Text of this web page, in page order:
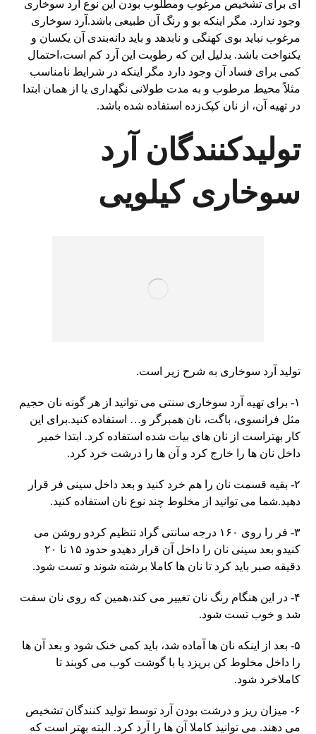
ای برای تشخیص مرغوب‌ ومطلوب بودن این نوع آرد سوخاری
وجود ندارد. مگر اینکه بو و رنگ آن طبیعی باشد.آرد سوخاری
مرغوب نباید بوی کهنگی و نابدهد و باید دانه‌بندی آن یکسان و
یکنواخت باشد. بدلیل این که رطوبت این آرد کم است،احتمال
کمی برای فساد آن وجود دارد مگر اینکه در شرایط نامناسب
مثلاً محیط مرطوب و به مدت طولانی نگهداری یا از همان ابتدا
در تهیه آن، از نان کپک‌زده استفاده شده باشد.
تولیدکنندگان آرد
سوخاری کیلویی
تولید آرد سوخاری به شرح زیر است.
۱- برای تهیه آرد سوخاری سنتی می توانید از هر گونه نان حجیم
مثل فرانسوی، باگت، نان همبرگر و… استفاده کنید.برای این
کار بهتراست از نان های بیات شده استفاده کرد. ابتدا خمیر
داخل نان ها را خارج کرد و آن ها را درشت خرد کرد.
۲- بقیه قسمت نان را هم خرد کنید و بعد داخل سینی فر قرار
دهید.شما می توانید از مخلوط چند نوع نان استفاده کنید.
۳- فر را روی ۱۶۰ درجه سانتی گراد تنظیم کردو روشن می
کنیدو بعد سینی نان را داخل آن قرار دهیدو حدود ۱۵ تا ۲۰
دقیقه صبر باید کرد تا نان ها کاملا برشته شوند و تست شود.
۴- در این هنگام رنگ نان تغییر می کند،همین که روی نان سفت
شد و خوب تست شود.
۵- بعد از اینکه نان ها آماده شد، باید کمی خنک شود و بعد آن ها
را داخل مخلوط کن بریزد یا با گوشت کوب می کوبند تا
کاملاخرد شود.
۶- میزان ریز و درشت بودن آرد توسط تولید کنندگان تشخیص
می دهند. می توانید کاملا آن ها را آرد کرد. البته بهتر است که